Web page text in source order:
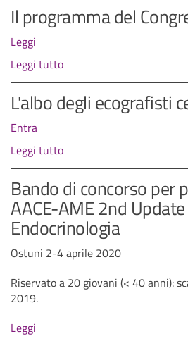
Il programma del
Leggi
Leggi tutto
L'albo degli ecografisti
Entra
Leggi tutto
Bando di concorso per
AACE-AME 2nd
Endocrinologia
Ostuni 2-4 aprile 2020
Riservato a 20 giovani (< 40 anni):
2019.
Leggi